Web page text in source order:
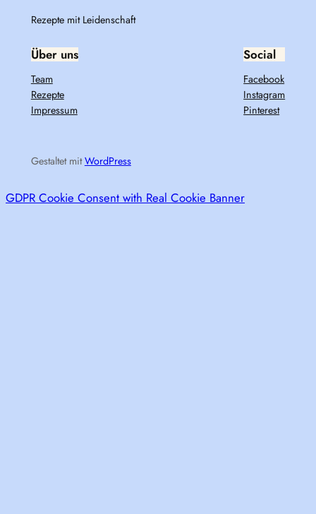
Rezepte mit Leidenschaft
Über uns
Team
Rezepte
Impressum
Social
Facebook
Instagram
Pinterest
Gestaltet mitWordPress
GDPR Cookie Consent with Real Cookie Banner